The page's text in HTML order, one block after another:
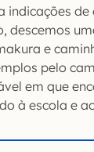
indicações
descemos
e
pelo
em que
à escola e